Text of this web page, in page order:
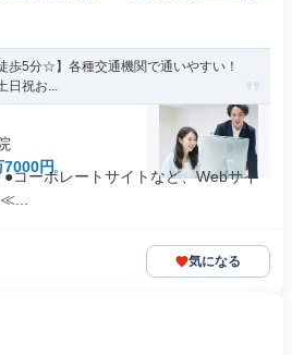
歩5分☆】各種交通機関で通いやすい！
日祝お...
円
ーポレートサイトなど、Webサイ
気になる